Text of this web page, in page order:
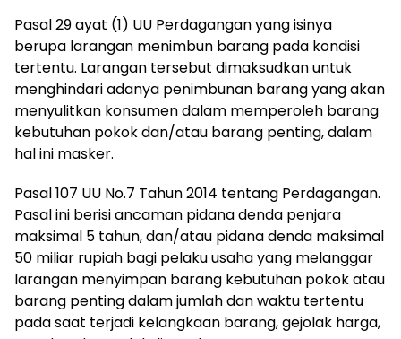
Pasal 29 ayat (1) UU Perdagangan yang isinya
berupa larangan menimbun barang pada kondisi
tertentu. Larangan tersebut dimaksudkan untuk
menghindari adanya penimbunan barang yang akan
menyulitkan konsumen dalam memperoleh barang
kebutuhan pokok dan/atau barang penting, dalam
hal ini masker.
Pasal 107 UU No.7 Tahun 2014 tentang Perdagangan.
Pasal ini berisi ancaman pidana denda penjara
maksimal 5 tahun, dan/atau pidana denda maksimal
50 miliar rupiah bagi pelaku usaha yang melanggar
larangan menyimpan barang kebutuhan pokok atau
barang penting dalam jumlah dan waktu tertentu
pada saat terjadi kelangkaan barang, gejolak harga,